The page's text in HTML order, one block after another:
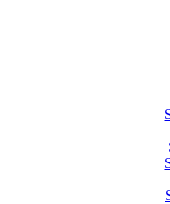
Bao da iPad Air